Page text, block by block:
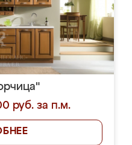
руб. за п.м.